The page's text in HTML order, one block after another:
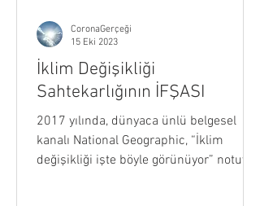
İklim Değişikliği
Sahtekarlığının İFŞASI
2017 yılında, dünyaca ünlü belgesel
kanalı National Geographic, “İklim
değişikliği işte böyle görünüyor” notuyla
CoronaGerçeği
15 Eki 2023